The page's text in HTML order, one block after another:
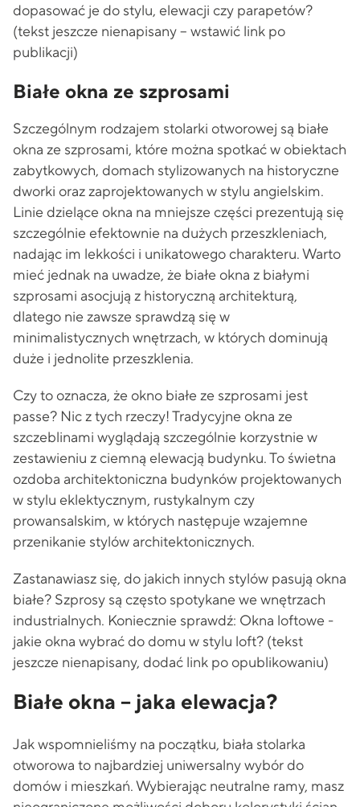
dopasować je do stylu, elewacji czy parapetów?
(tekst jeszcze nienapisany – wstawić link po
publikacji)
Białe okna ze szprosami
Szczególnym rodzajem stolarki otworowej są białe
okna ze szprosami, które można spotkać w obiektach
zabytkowych, domach stylizowanych na historyczne
dworki oraz zaprojektowanych w stylu angielskim.
Linie dzielące okna na mniejsze części prezentują się
szczególnie efektownie na dużych przeszkleniach,
nadając im lekkości i unikatowego charakteru. Warto
mieć jednak na uwadze, że białe okna z białymi
szprosami asocjują z historyczną architekturą,
dlatego nie zawsze sprawdzą się w
minimalistycznych wnętrzach, w których dominują
duże i jednolite przeszklenia.
Czy to oznacza, że okno białe ze szprosami jest
passe? Nic z tych rzeczy! Tradycyjne okna ze
szczeblinami wyglądają szczególnie korzystnie w
zestawieniu z ciemną elewacją budynku. To świetna
ozdoba architektoniczna budynków projektowanych
w stylu eklektycznym, rustykalnym czy
prowansalskim, w których następuje wzajemne
przenikanie stylów architektonicznych.
Zastanawiasz się, do jakich innych stylów pasują okna
białe? Szprosy są często spotykane we wnętrzach
industrialnych. Koniecznie sprawdź: Okna loftowe -
jakie okna wybrać do domu w stylu loft? (tekst
jeszcze nienapisany, dodać link po opublikowaniu)
Białe okna – jaka elewacja?
Jak wspomnieliśmy na początku, biała stolarka
otworowa to najbardziej uniwersalny wybór do
domów i mieszkań. Wybierając neutralne ramy, masz